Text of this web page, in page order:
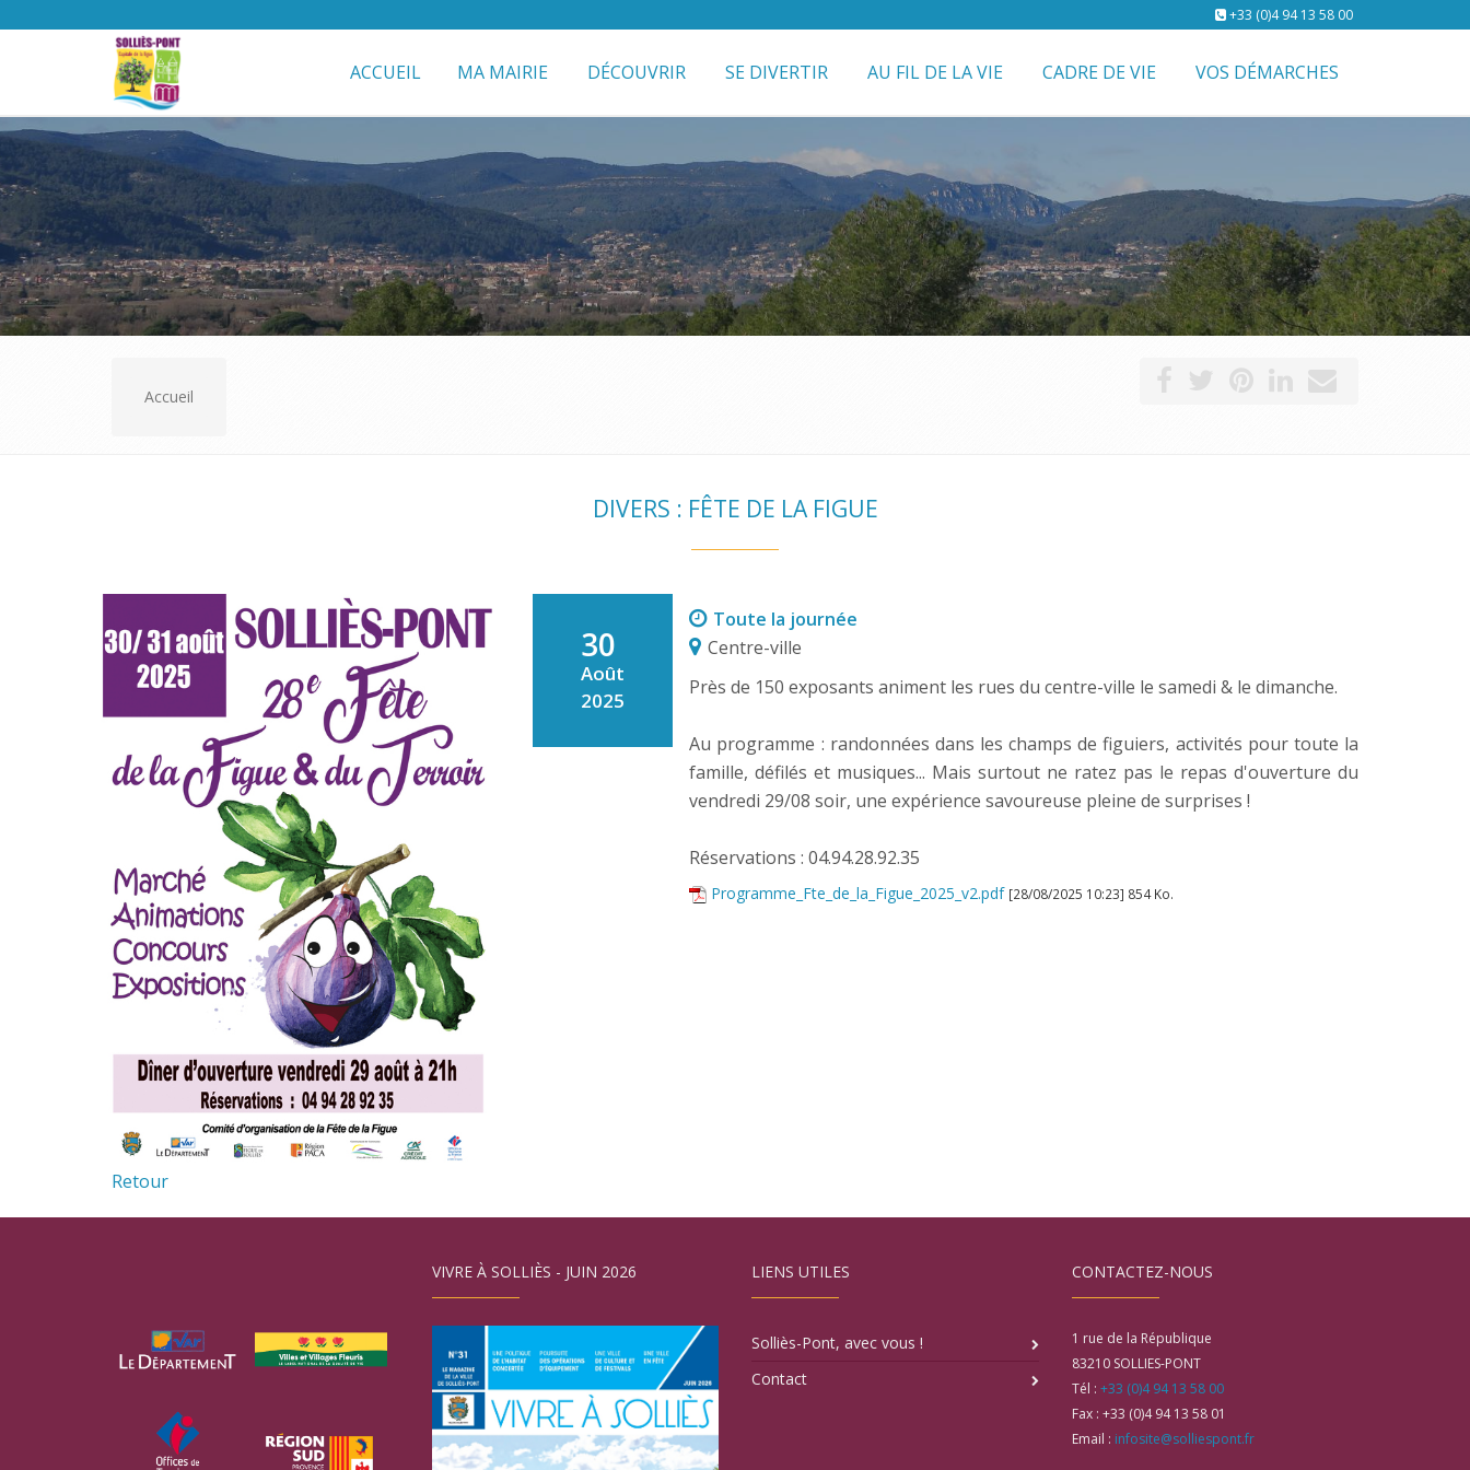
+33 (0)4 94 13 58 00
ACCUEIL MA MAIRIE DÉCOUVRIR SE DIVERTIR AU FIL DE LA VIE CADRE DE VIE VOS DÉMARCHES
Accueil
DIVERS : FÊTE DE LA FIGUE
30
Août
2025
Toute la journée
Centre-ville
Près de 150 exposants animent les rues du centre-ville le samedi & le dimanche.
Au programme : randonnées dans les champs de figuiers, activités pour toute la
famille, défilés et musiques... Mais surtout ne ratez pas le repas d'ouverture du
vendredi 29/08 soir, une expérience savoureuse pleine de surprises !
Réservations : 04.94.28.92.35
Programme_Fte_de_la_Figue_2025_v2.pdf [28/08/2025 10:23] 854 Ko.
Retour
VIVRE À SOLLIÈS - JUIN 2026 LIENS UTILES
Solliès-Pont, avec vous !
Contact
CONTACTEZ-NOUS
1 rue de la République
83210 SOLLIES-PONT
Tél : +33 (0)4 94 13 58 00
Fax : +33 (0)4 94 13 58 01
Email : infosite@solliespont.fr